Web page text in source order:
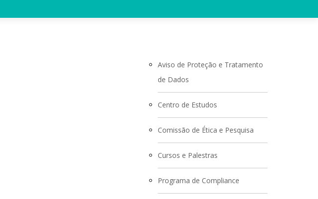
Aviso de Proteção e Tratamento
de Dados
Centro de Estudos
Comissão de Ética e Pesquisa
Cursos e Palestras
Programa de Compliance